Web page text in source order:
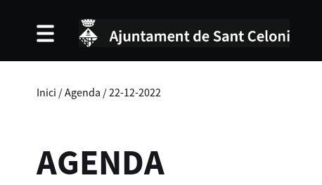
Inici /Agenda /22-12-2022
AGENDA